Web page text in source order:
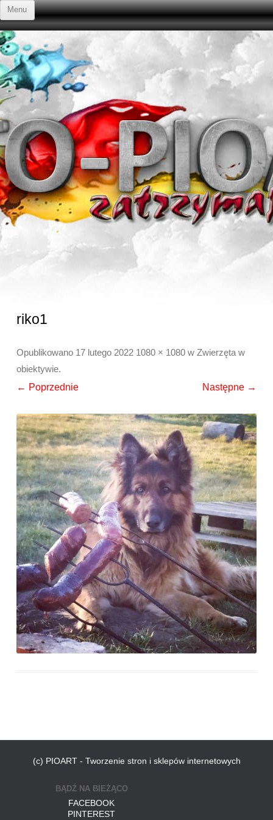
Menu
Przejdź do treści
riko1
Opublikowano 17 lutego 2022 1080 × 1080 wZwierzęta w
obiektywie.
← Poprzednie Następne →
(c) PIOART - Tworzenie stron i sklepów internetowych
BĄDŹ NA BIEŻĄCO
FACEBOOK
PINTEREST